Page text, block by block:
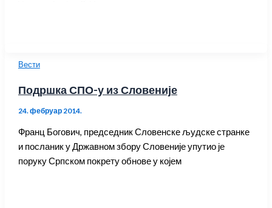
Вести
Подршка СПО-у из Словеније
24. фебруар 2014.
Франц Богович, председник Словенске људске странке
и посланик у Државном збору Словеније упутио је
поруку Српском покрету обнове у којем